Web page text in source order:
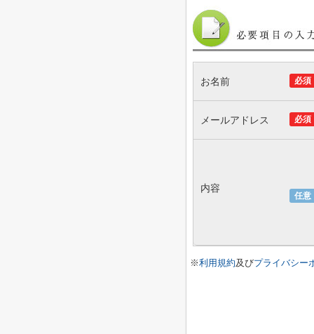
必須
お名前
必須
メールアドレス
任意
内容
※利用規約及びプライバシー